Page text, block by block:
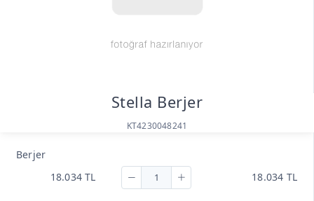
Stella Berjer
KT4230048241
Berjer
18.034 TL
18.034 TL